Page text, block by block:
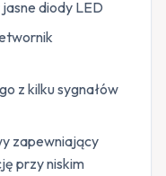
diody LED
z kilku sygnałów
zapewniający
przy niskim